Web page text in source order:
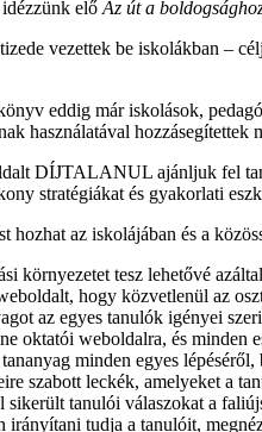
elő Az út a
vezettek be iskolákban –
eddig már iskolások,
használatával hozzásegítettek
DÍJTALANUL ajánljuk fel
stratégiákat és gyakorlati
hozhat az iskolájában és a